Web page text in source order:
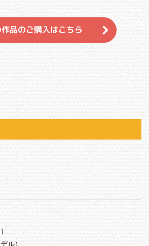
作品のご購入はこちら
ル）